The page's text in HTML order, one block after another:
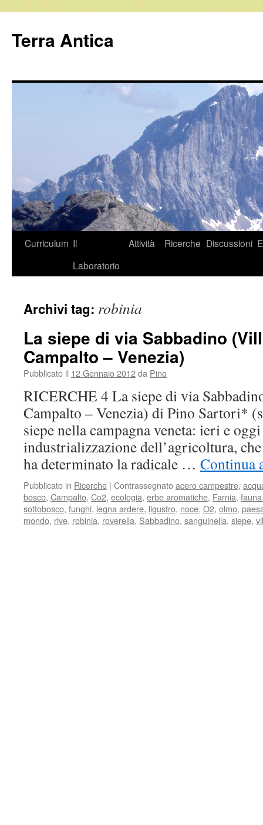
contenuto
Terra Antica
Curriculum Il
Laboratorio
Attività Ricerche Discussioni
Archivi tag: robinia
La siepe di via Sabbadino
Campalto – Venezia)
Pubblicato il 12 Gennaio 2012da Pino
RICERCHE 4 La siepe di via
Campalto – Venezia) di Pino Sartori*
siepe nella campagna veneta: ieri e
industrializzazione dell’agricoltura,
ha determinato la radicale … Continua
Pubblicato in Ricerche | Contrassegnatoacero campestre,
bosco, Campalto, Co2, ecologia, erbe aromatiche, Farnia,
sottobosco, funghi, legna ardere, ligustro, noce, O2, olmo,
mondo, rive, robinia, roverella, Sabbadino, sanguinella, siepe,